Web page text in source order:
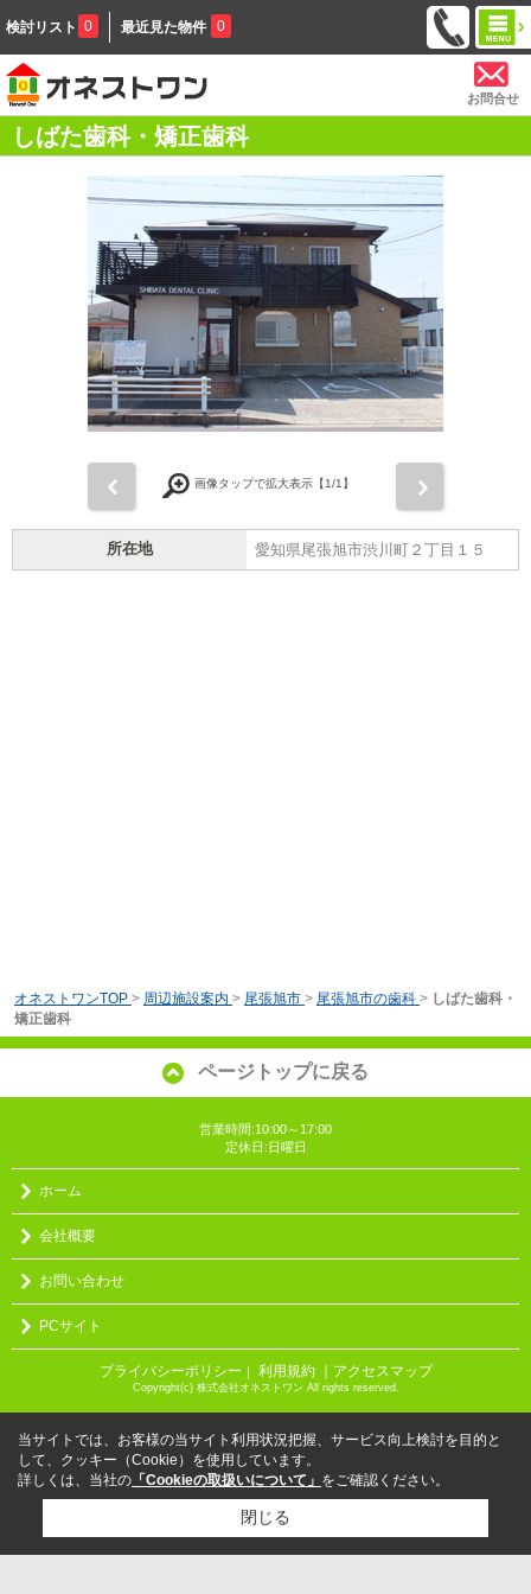
検討リスト 0 最近見た物件 0
お問合せ
しばた歯科・矯正歯科
画像タップで拡大表示【1/1】
所在地 愛知県尾張旭市渋川町２丁目１５
オネストワンTOP > 周辺施設案内 > 尾張旭市 > 尾張旭市の歯科 > しばた歯科・
矯正歯科
ページトップに戻る
営業時間:10:00～17:00
定休日:日曜日
ホーム
会社概要
お問い合わせ
PCサイト
プライバシーポリシー ｜ 利用規約 ｜アクセスマップ
Copyright(c) 株式会社オネストワン All rights reserved.
当サイトでは、お客様の当サイト利用状況把握、サービス向上検討を目的と
して、クッキー（Cookie）を使用しています。
詳しくは、当社の 「Cookieの取扱いについて」 をご確認ください。
閉じる